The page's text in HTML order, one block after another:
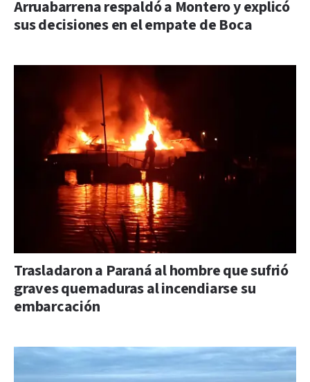
Arruabarrena respaldó a Montero y explicó
sus decisiones en el empate de Boca
Trasladaron a Paraná al hombre que sufrió
graves quemaduras al incendiarse su
embarcación